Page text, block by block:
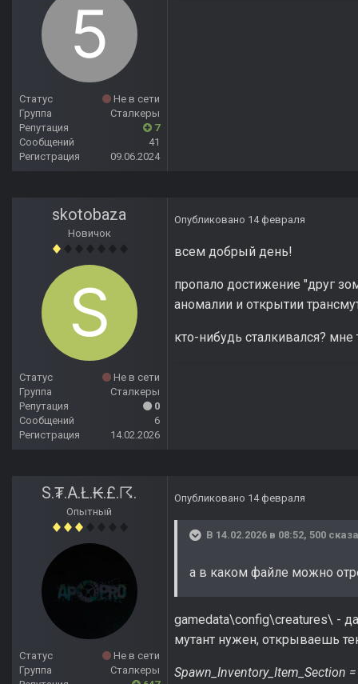
Статус
Не в сети
Группа
Сталкеры
Репутация
7
Сообщений
41
Регистрация
09.06.2024
skotobaza
Новичок
Статус
Не в сети
Группа
Сталкеры
Репутация
0
Сообщений
6
Регистрация
14.02.2026
Опубликовано 14 февраля
всем добрый день!
пропало достижение "друг
аномалии и открытии
кто-нибудь сталкивался?
S.₮.A.Ł.₭.£.☈.
Опытный
Статус
Не в сети
Группа
Сталкеры
Опубликовано 14 февраля
В 14.02.2026 в 08:52, 500
а в каком файле можно
gamedata\config\creatures\ -
мутант нужен, открываешь
Spawn_Inventory_Item_Section